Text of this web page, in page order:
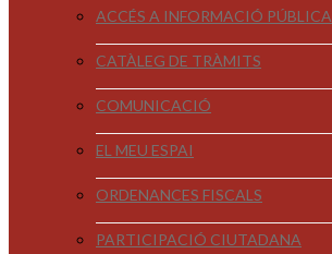
ACCÉS A INFORMACIÓ PÚBLICA
CATÀLEG DE TRÀMITS
COMUNICACIÓ
EL MEU ESPAI
ORDENANCES FISCALS
PARTICIPACIÓ CIUTADANA